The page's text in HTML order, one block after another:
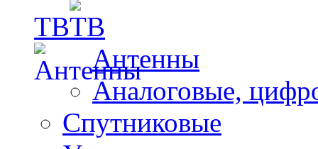
ТВ
Антенны
Аналоговые,
Спутниковые